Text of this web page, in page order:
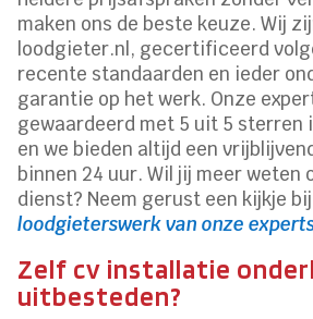
maken ons de beste keuze. Wij
loodgieter.nl, gecertificeerd
recente standaarden en ieder
garantie op het werk. Onze
gewaardeerd met 5 uit 5 sterren
en we bieden altijd een
binnen 24 uur. Wil jij meer weten
dienst? Neem gerust een kijkje
loodgieterswerk van onze
Zelf cv installatie
uitbesteden?